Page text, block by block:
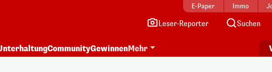
E-Paper Immo
Leser-Reporter Suchen
CommunityGewinnenMehr